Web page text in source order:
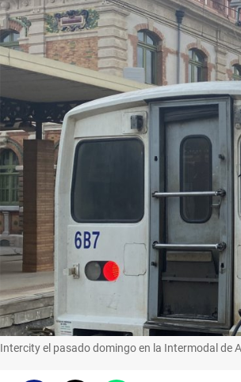
Intercity el pasado domingo en la Intermodal de